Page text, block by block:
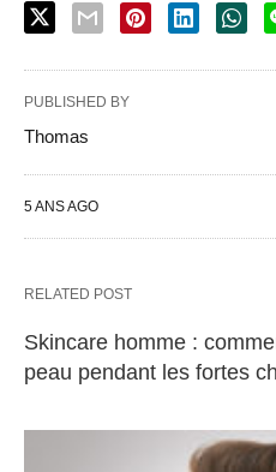
PUBLISHED BY
Thomas
5 ANS AGO
RELATED POST
Skincare homme :
peau pendant les fortes